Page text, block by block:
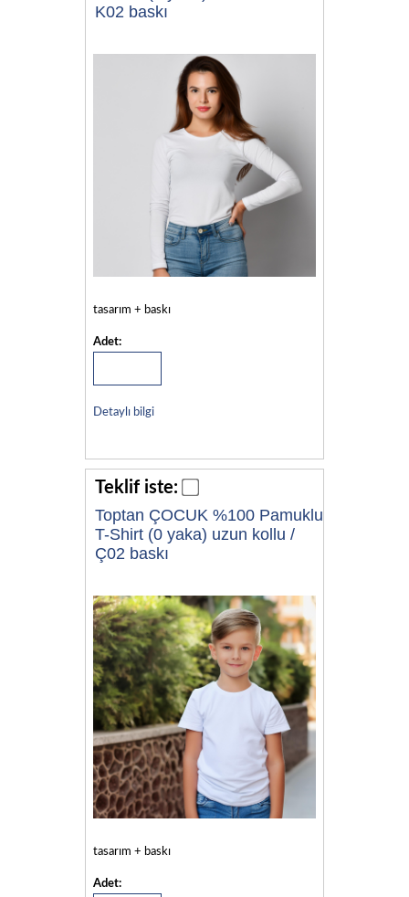
K02 baskı
tasarım + baskı
Adet:
Detaylı bilgi
Teklif iste:
Toptan ÇOCUK %100 Pamuklu
T-Shirt (0 yaka) uzun kollu /
Ç02 baskı
tasarım + baskı
Adet: